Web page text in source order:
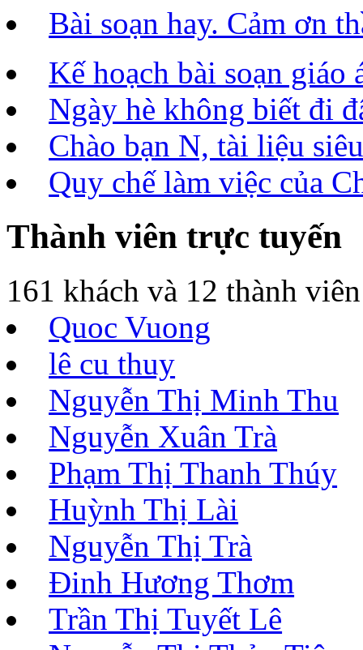
Bài soạn hay. Cảm
Kế hoạch bài soạn
Ngày hè không biết đi
Chào bạn N, tài liệu
Quy chế làm việc của
Thành viên trực tuyến
161 khách và 12 thành viên
Quoc Vuong
lê cu thuy
Nguyễn Thị Minh Thu
Nguyễn Xuân Trà
Phạm Thị Thanh Thúy
Huỳnh Thị Lài
Nguyễn Thị Trà
Đinh Hương Thơm
Trần Thị Tuyết Lê